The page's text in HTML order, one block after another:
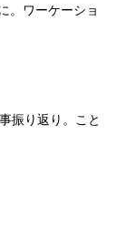
。ワーケーショ
振り返り。こと